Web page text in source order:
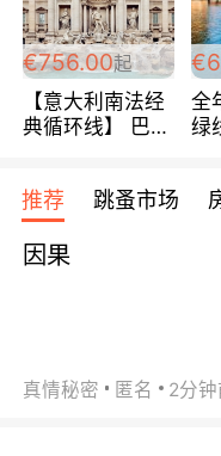
€756.00起
【意大利南法经
典循环线】 巴黎
宾馆 108欧/天起
全程756欧/位
全
绿
推荐 跳蚤市场
因果
真情秘密 匿名 2分钟